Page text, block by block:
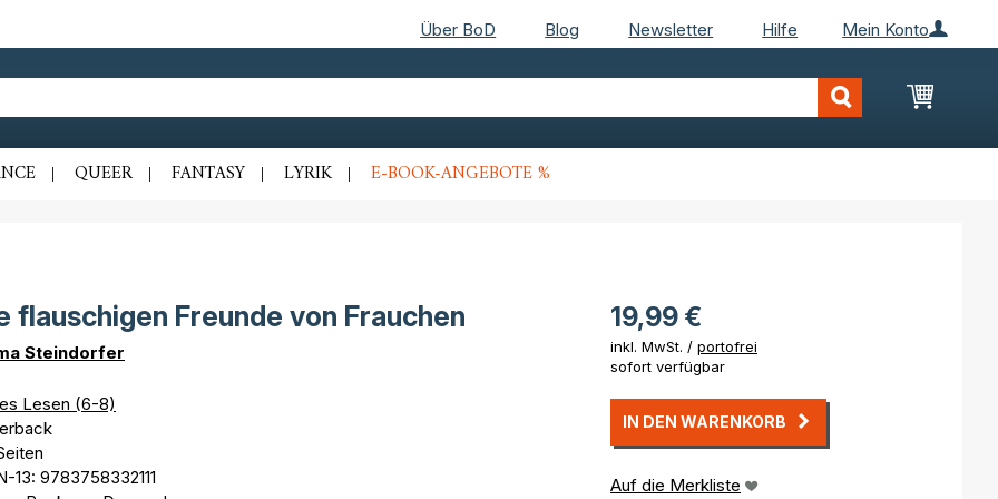
Mein Konto
Über BoD Blog Newsletter Hilfe
Mein
QUEER FANTASY LYRIK E-BOOK-ANGEBOTE %
flauschigen Freunde von Frauchen
Steindorfer
Lesen (6-8)
13: 9783758332111
19,99 €
inkl. MwSt. / portofrei
sofort verfügbar
IN DEN WARENKORB
Auf die Merkliste